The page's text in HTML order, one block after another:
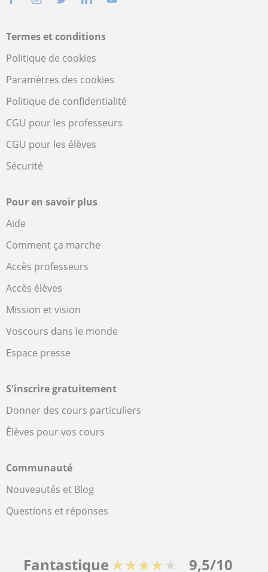
Termes et conditions
Politique de cookies
Paramètres des cookies
Politique de confidentialité
CGU pour les professeurs
CGU pour les élèves
Sécurité
Pour en savoir plus
Aide
Comment ça marche
Accès professeurs
Accès élèves
Mission et vision
Voscours dans le monde
Espace presse
S'inscrire gratuitement
Donner des cours particuliers
Élèves pour vos cours
Communauté
Nouveautés et Blog
Questions et réponses
Fantastique ★★★★★ 9,5/10